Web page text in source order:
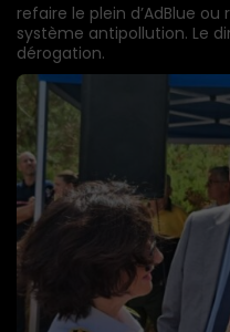
refaire le plein d’AdBlue
système antipollution. Le
dérogation.